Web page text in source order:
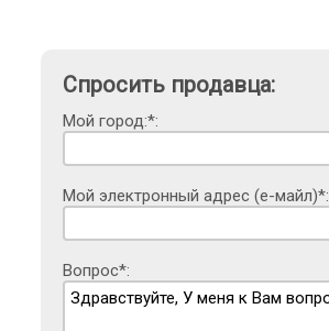
Спросить продавца:
Мой город:*:
Мой электронный адрес (е-майл)*:
Вопрос*: